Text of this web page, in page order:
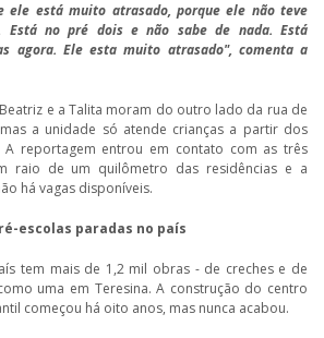
ele está muito atrasado, porque ele não teve
Está no pré dois e não sabe de nada. Está
agora. Ele esta muito atrasado", comenta a
Beatriz e a Talita moram do outro lado da rua de
a unidade só atende crianças a partir dos
reportagem entrou em contato com as três
raio de um quilômetro das residências e a
há vagas disponíveis.
escolas paradas no país
tem mais de 1,2 mil obras - de creches e de
uma em Teresina. A construção do centro
começou há oito anos, mas nunca acabou.